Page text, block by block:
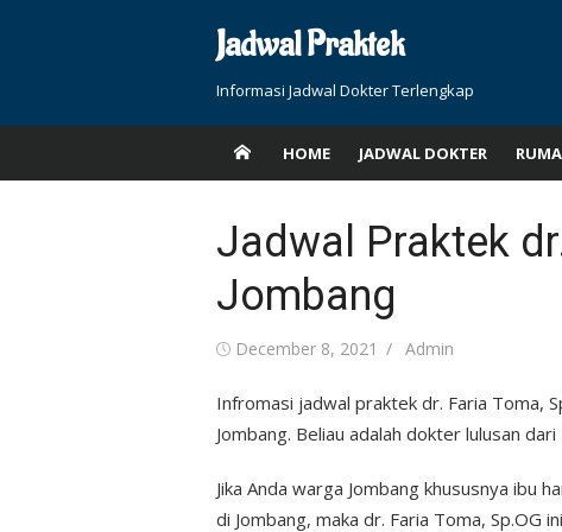
Jadwal Praktek
Informasi Jadwal Dokter Terlengkap
HOME JADWAL DOKTER
Jadwal Praktek
Jombang
Posted
December 8, 2021 Author
Admin
Infromasi jadwal praktek dr. Faria Toma,
Jombang. Beliau adalah dokter lulusan
Jika Anda warga Jombang khususnya ibu
di Jombang, maka dr. Faria Toma, Sp.OG